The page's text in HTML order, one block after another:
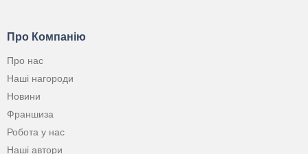
Про Компанію
Про нас
Наші нагороди
Новини
Франшиза
Робота у нас
Наші автори